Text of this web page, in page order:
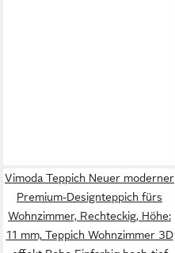
Vimoda Teppich Neuer moderner
Premium-Designteppich fürs
Wohnzimmer, Rechteckig, Höhe:
11 mm, Teppich Wohnzimmer 3D